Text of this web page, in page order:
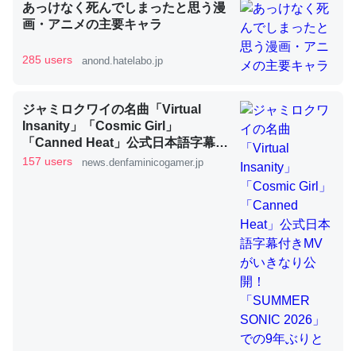
論文では「淡水はカルシウムも酸素も不足してて両方に不
利だから両方が拮抗してるのでは」とあって面白い。海に
いる鋏角類（カブトガニ・ウミグモ）はカルシウムを使わ
ずキチンを強化してる筈だが、酵素が違うのか？
いのか」に関する新仮説
これを元に考えるとカルシウムを大量に使う脊椎動物と貝
類は苦労してるんだな…。腹足類だと殻を無くしてナメク
─ニュース :: 【研究発表】昆虫学の大問題＝「昆虫はなぜ海にいな
あっけなく死んでしまったと思う漫
画・アニメの主要キャラ
285 users anond.hatelabo.jp
ジャミロクワイの名曲「Virtual
Insanity」「Cosmic Girl」
「Canned Heat」公式日本語字幕付
きMVがいきなり公開！「SUMMER
157 users news.denfaminicogamer.jp